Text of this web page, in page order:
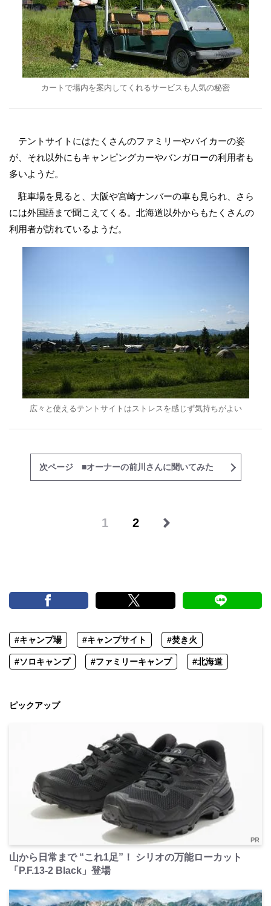
カートで場内を案内してくれるサービスも人気の秘密
テントサイトにはたくさんのファミリーやバイカーの姿
が、それ以外にもキャンピングカーやバンガローの利用者も
多いようだ。
駐車場を見ると、大阪や宮崎ナンバーの車も見られ、さら
には外国語まで聞こえてくる。北海道以外からもたくさんの
利用者が訪れているようだ。
広々と使えるテントサイトはストレスを感じず気持ちがよい
次ページ ■オーナーの前川さんに聞いてみた
1 2
#キャンプ場 #キャンプサイト #焚き火
#ソロキャンプ #ファミリーキャンプ #北海道
ピックアップ
PR
山から日常まで “これ1足”！ シリオの万能ローカット
「P.F.13-2 Black」登場